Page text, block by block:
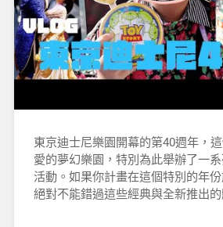
東京迪士尼樂園開幕的第40週年，
愛的夢幻樂園，特別為此舉辦了一
活動。如果你計畫在這個特別的年份
絕對不能錯過這些經典與全新推出的